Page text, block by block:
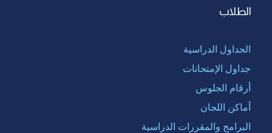
الطلاب
الجداول الدراسية
جداول الإمتحانات
أرقام الجلوس
أماكن اللجان
البرامج والمقررات الدراسية